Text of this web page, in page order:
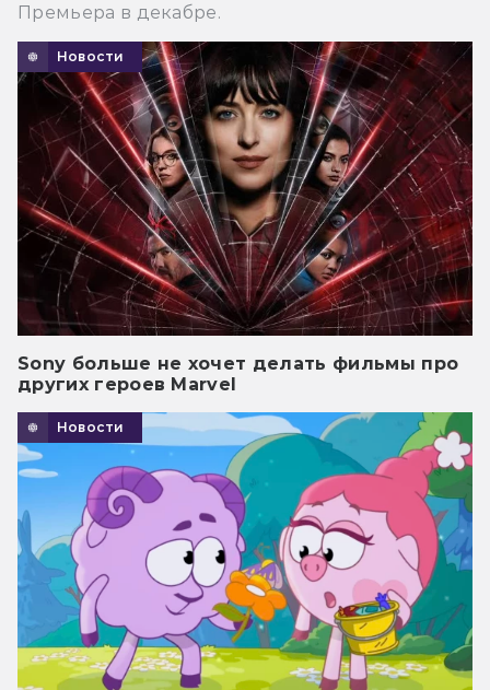
Премьера в декабре.
Новости
Sony больше не хочет делать фильмы про
других героев Marvel
Новости